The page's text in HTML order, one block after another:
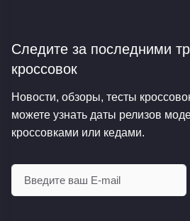
Следите за последними
кроссовок
Новости, обзоры, тесты
можете узнать даты релизов
кроссовками или кедами.